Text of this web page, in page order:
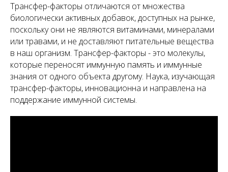
Трансфер-факторы отличаются от множества
биологически активных добавок, доступных на рынке,
поскольку они не являются витаминами, минералами
или травами, и не доставляют питательные вещества
в наш организм. Трансфер-факторы - это молекулы,
которые переносят иммунную память и иммунные
знания от одного объекта другому. Наука, изучающая
трансфер-факторы, инновационна и направлена на
поддержание иммунной системы.